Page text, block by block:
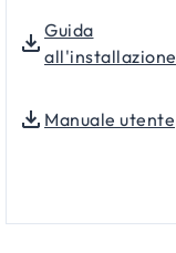
Guida
all'installazione
Manuale utente